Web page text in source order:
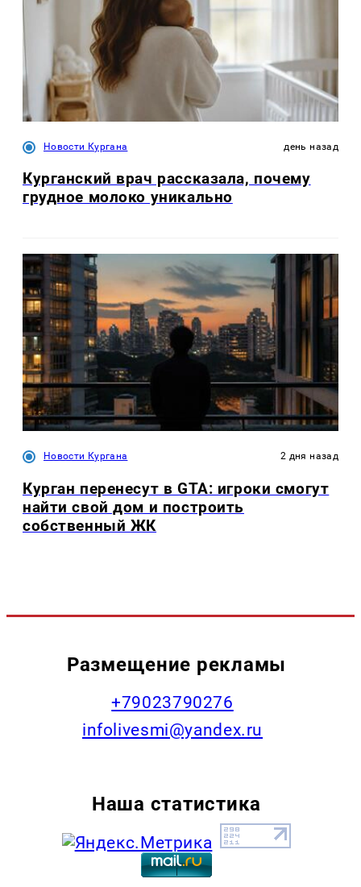
Новости Кургана день назад
Курганский врач рассказала, почему
грудное молоко уникально
Новости Кургана 2 дня назад
Курган перенесут в GTA: игроки смогут
найти свой дом и построить
собственный ЖК
Размещение рекламы
+79023790276
infolivesmi@yandex.ru
Наша статистика